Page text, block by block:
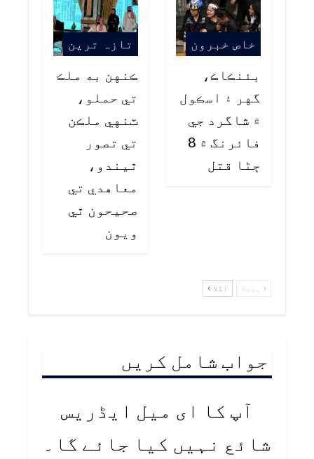
خاص خبرون
بئنڪاڪ،
گهر ۽ اسڪول
۾ شاگرد جي
فائرنگ ۾ 8
ڄڻا قتل
تازہ ترین
ڪنهن به ملڪ
تي حملو،
ٽنهي ملڪن
تي تصور
ٿيندو،
معاهدي تي
صحيحون ٿي
ويون
پچھلا اگلا
جواب شامل کریں
آپ کا ای میل ایڈریس
شائع نہیں کیا جائے گا۔